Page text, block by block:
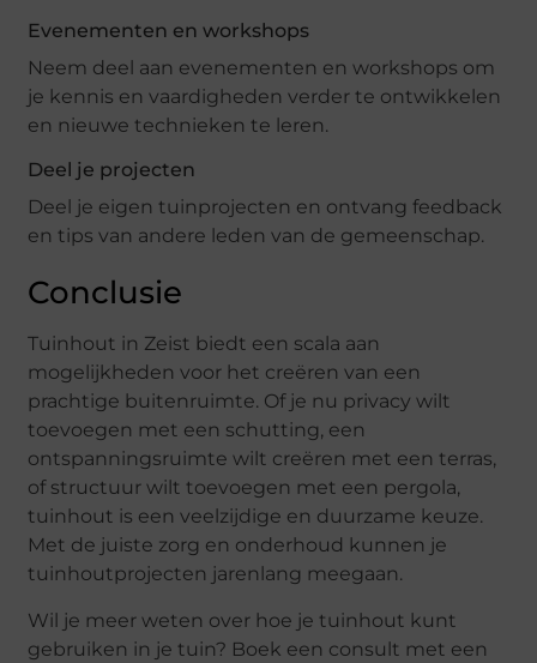
Evenementen en workshops
Neem deel aan evenementen en workshops om
je kennis en vaardigheden verder te ontwikkelen
en nieuwe technieken te leren.
Deel je projecten
Deel je eigen tuinprojecten en ontvang feedback
en tips van andere leden van de gemeenschap.
Conclusie
Tuinhout in Zeist biedt een scala aan
mogelijkheden voor het creëren van een
prachtige buitenruimte. Of je nu privacy wilt
toevoegen met een schutting, een
ontspanningsruimte wilt creëren met een terras,
of structuur wilt toevoegen met een pergola,
tuinhout is een veelzijdige en duurzame keuze.
Met de juiste zorg en onderhoud kunnen je
tuinhoutprojecten jarenlang meegaan.
Wil je meer weten over hoe je tuinhout kunt
gebruiken in je tuin? Boek een consult met een